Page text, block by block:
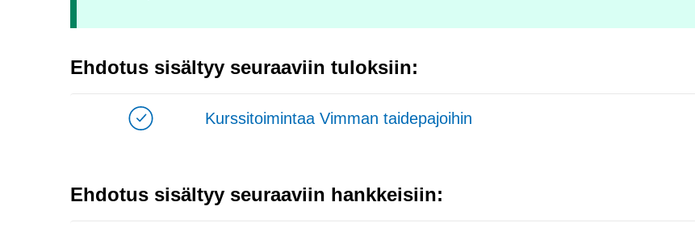
Ehdotus sisältyy seuraaviin tuloksiin:
Kurssitoimintaa Vimman taidepajoihin
Ehdotus sisältyy seuraaviin hankkeisiin: